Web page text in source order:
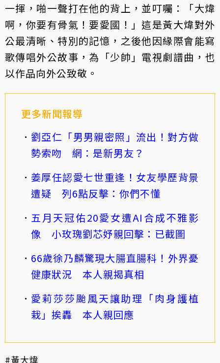
一揮，啪一聲打在他的背上，並叮囑：「大煒
啊，你要有骨氣！要愛國！」這是黃大煒對外
公最清晰、特別的記憶，之後他因緣際會能寫
歌傳唱外公故事，為「少帥」電視劇譜曲，也
以作品向外公致敬。
更多新聞報導
劉亞仁「男男親密照」流出！對方做
勢索吻 網：是新男友？
姜厚任認愛七世重逢！女友學歷背景
遭疑 列6點反擊：你們不懂
五月天冠佑20愛女遭AI合成不雅影
像 小玫瑰劉芯妤親回擊：已截圖
66歲徐乃麟驚現大腸直腸科！外界憂
健康狀況 本人親揭真相
愛莉莎莎颱風天讓助理「肉身護植
栽」挨轟 本人親回應
#黃大煒